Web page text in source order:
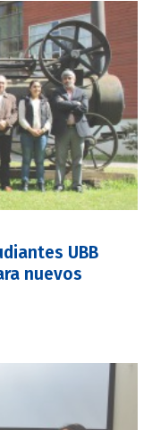
UBB
nuevos